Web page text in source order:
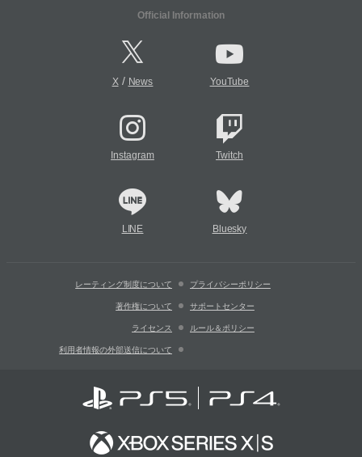
Official Information
X/ News YouTube
Instagram Twitch
LINE Bluesky
レーティング制度について プライバシーポリシー
著作権について サポートセンター
ライセンス ルール＆ポリシー
利用者情報の外部送信について